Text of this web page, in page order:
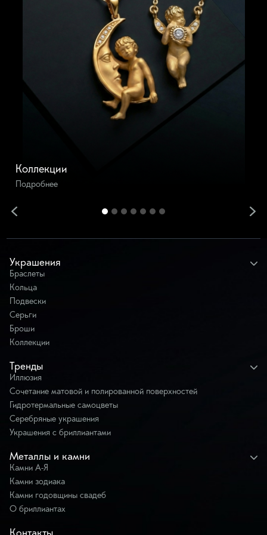
Коллекции
Подробнее
Украшения
Браслеты
Кольца
Подвески
Серьги
Броши
Коллекции
Тренды
Иллюзия
Сочетание матовой и полированной поверхностей
Гидротермальные самоцветы
Серебряные украшения
Украшения с бриллиантами
Металлы и камни
Камни А-Я
Камни зодиака
Камни годовщины свадеб
О бриллиантах